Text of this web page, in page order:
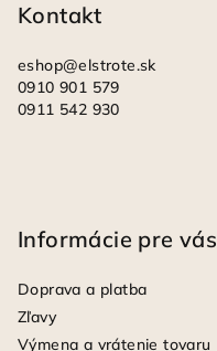
Kontakt
eshop@elstrote.sk
0910 901 579
0911 542 930
Informácie pre vás
Doprava a platba
Zľavy
Výmena a vrátenie tovaru